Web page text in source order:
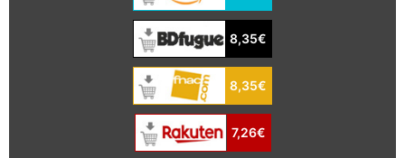
8,35€
8,35€
7,26€